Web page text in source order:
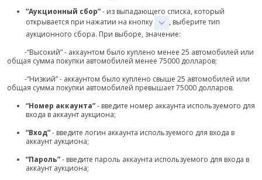
“Аукционный сбор”- из выпадающего списка, который
открывается при нажатии на кнопку
, выберите тип
аукционного сбора. При выборе, значение:
-“Высокий” - аккаунтом было куплено менее 25 автомобилей или
общая сумма покупки автомобилей менее 75000 долларов;
-“Низкий” - аккаунтом было куплено свыше 25 автомобилей или
общая сумма покупки автомобилей превышает 75000 долларов.
“Номер аккаунта”- введите номер аккаунта используемого для
входа в аккаунт аукциона;
“Вход”- введите логин аккаунта используемого для входа в
аккаунт аукциона;
“Пароль”- введите пароль аккаунта используемого для входа в
аккаунт аукциона;